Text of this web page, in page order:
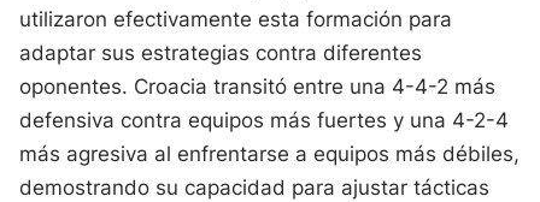
utilizaron efectivamente esta formación para
adaptar sus estrategias contra diferentes
oponentes. Croacia transitó entre una 4-4-2 más
defensiva contra equipos más fuertes y una 4-2-4
más agresiva al enfrentarse a equipos más débiles,
demostrando su capacidad para ajustar tácticas